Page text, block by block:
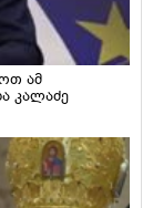
ამ
კალაძე